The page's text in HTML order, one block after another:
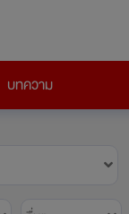
บทความ